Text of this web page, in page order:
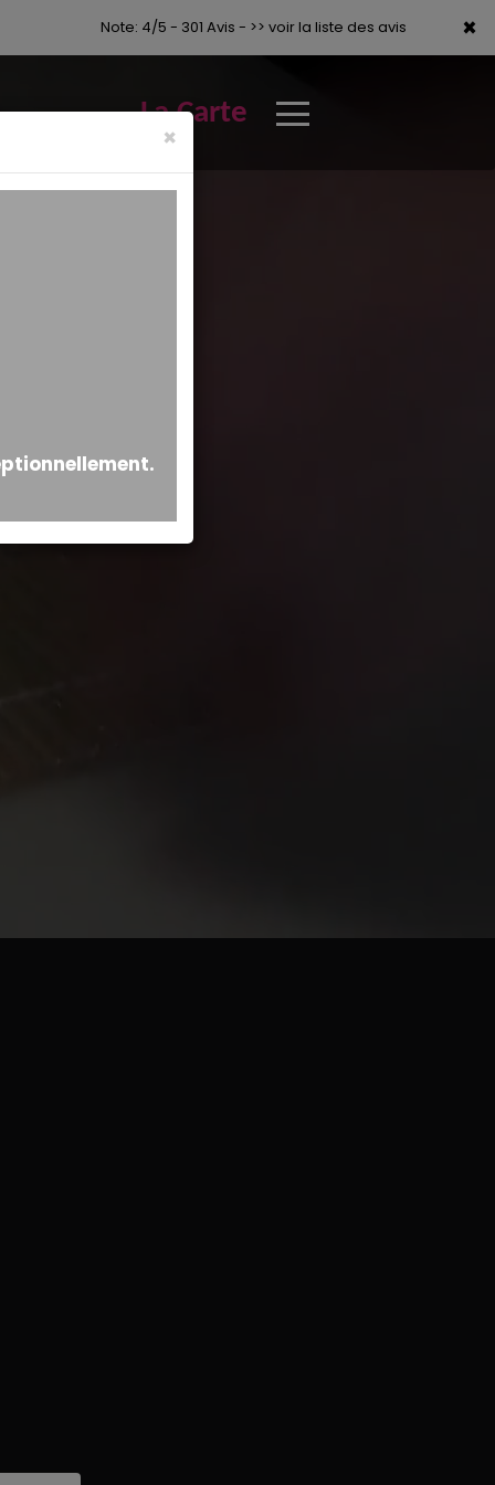
×
Note: 4/5 - 301 Avis - >> voir la liste des avis
La Carte
×
×